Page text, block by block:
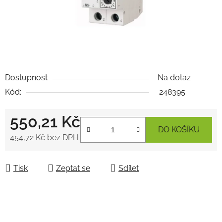
Dostupnost
Na dotaz
Kód:
248395
550,21 Kč
454,72 Kč bez DPH
DO KOŠÍKU
Tisk Zeptat se Sdílet